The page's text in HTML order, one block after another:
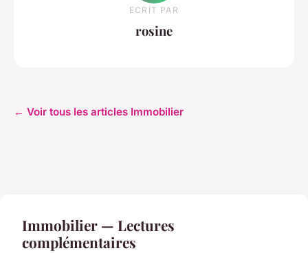
ECRIT PAR
rosine
← Voir tous les articles Immobilier
Immobilier — Lectures
complémentaires